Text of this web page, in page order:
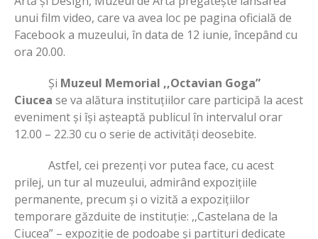
unui film video, care va avea loc pe pagina oficială de
Facebook a muzeului, în data de 12 iunie, începând cu
ora 20.00.
Și Muzeul Memorial ,,Octavian Goga”
Ciucea se va alătura instituțiilor care participă la acest
eveniment și își așteaptă publicul în intervalul orar
12.00 – 22.30 cu o serie de activități deosebite.
Astfel, cei prezenți vor putea face, cu acest
prilej, un tur al muzeului, admirând expozițiile
permanente, precum și o vizită a expozițiilor
temporare găzduite de instituție: ,,Castelana de la
Ciucea” – expoziție de podoabe și partituri dedicate